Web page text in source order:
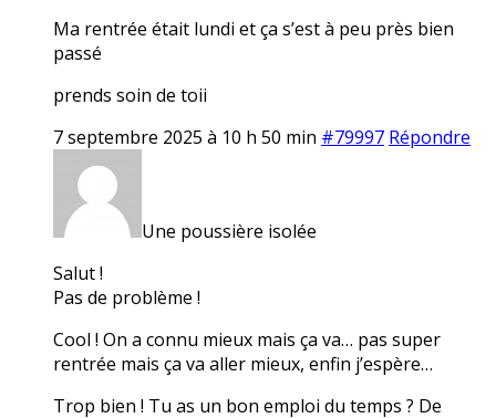
Ma rentrée était lundi et ça s’est à peu près bien
passé
prends soin de toii
7 septembre 2025 à 10 h 50 min #79997 Répondre
Une poussière isolée
Salut !
Pas de problème !
Cool ! On a connu mieux mais ça va… pas super
rentrée mais ça va aller mieux, enfin j’espère…
Trop bien ! Tu as un bon emploi du temps ? De